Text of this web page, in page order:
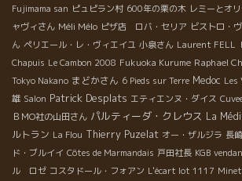
Fujimama san ピュピラン村 600年の栗の木 レミーとオ
ャヴィさん Méli Mélo ピザ店 ロバ・セリア ビストロ・
ん ペリエール・レ・ヴィエイユ 小泉さん Laurent FELL
Chapuis Le Cambon 2008 Fukuoka Kurume Raphael
Tokyo Nakano まどかさん 6 Pieds sur Terre Medoc Les
雄 Salon Patrick Desplats エティエンヌ・ダイス
ＢＭО社の山田さん パルティーダ・クレウス La
ルトラン La Flou Thierry Puzelat オー・ザルジラ 長崎
ド・ブルイイ Côtes de Marmandais 戸田社長 KGB
ル ロゼ コスタドール・フォアン L'écart lot 1117